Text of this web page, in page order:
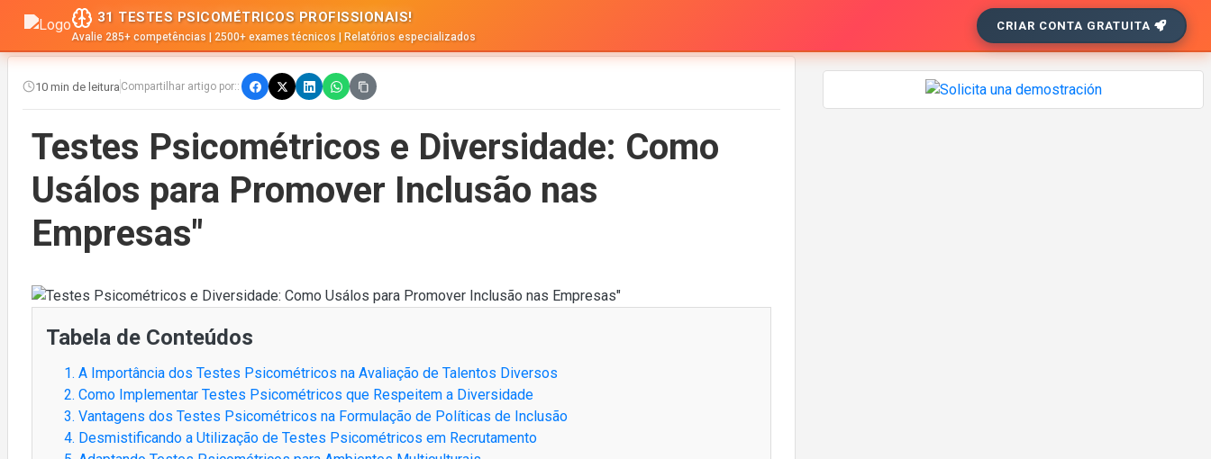
31 TESTES PSICOMÉTRICOS PROFISSIONAIS!
Avalie 285+ competências | 2500+ exames técnicos | Relatórios especializados
CRIAR CONTA GRATUITA
10 min de leitura Compartilhar artigo por::
Testes Psicométricos e Diversidade: Como
Usálos para Promover Inclusão nas
Empresas"
Tabela de Conteúdos
1. A Importância dos Testes Psicométricos na Avaliação de Talentos Diversos
2. Como Implementar Testes Psicométricos que Respeitem a Diversidade
3. Vantagens dos Testes Psicométricos na Formulação de Políticas de Inclusão
4. Desmistificando a Utilização de Testes Psicométricos em Recrutamento